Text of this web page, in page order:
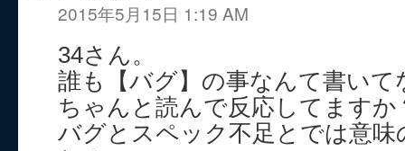
2015年5月15日 1:19 AM
34さん。
誰も【バグ】の事なんて書いて
ちゃんと読んで反応してますか
バグとスペック不足とでは意